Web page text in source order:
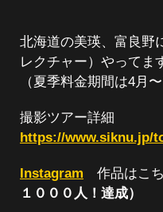
北海道の美瑛、富良野
レクチャー）やってま
（夏季料金期間は4月
撮影ツアー詳細
https://www.siknu.jp/
Instagram 作品はこ
１０００人！達成）